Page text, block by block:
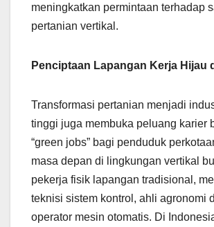
meningkatkan permintaan terhadap
pertanian vertikal.
Penciptaan Lapangan Kerja Hijau
Transformasi pertanian menjadi
tinggi juga membuka peluang karier
“green jobs” bagi penduduk
masa depan di lingkungan vertikal
pekerja fisik lapangan tradisional,
teknisi sistem kontrol, ahli agronomi
operator mesin otomatis. Di